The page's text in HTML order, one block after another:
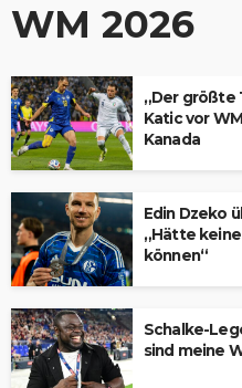
WM 2026
„Der größte
Katic vor
Kanada
Edin Dzeko
„Hätte
können“
Schalke-
sind meine